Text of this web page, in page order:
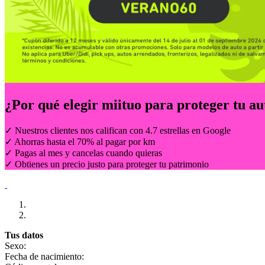
¿Por qué elegir miituo para proteger tu
✓ Nuestros clientes nos califican con 4.7 estrellas en Google
✓ Ahorras hasta el 70% al pagar por km
✓ Pagas al mes y cancelas cuando quieras
✓ Obtienes un precio justo para proteger tu patrimonio
Tus datos
Sexo:
Fecha de nacimiento: